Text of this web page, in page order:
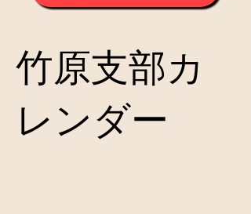
​竹原支部カ
レンダー